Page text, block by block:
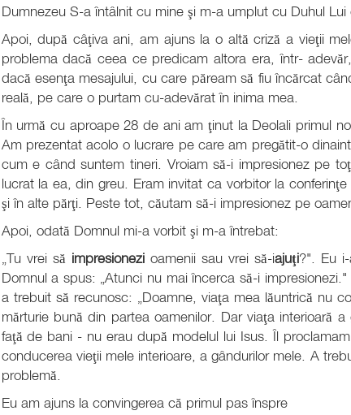
Dumnezeu S-a întâlnit cu mine şi m-a umplut cu Duhul Lui
Apoi, după câţiva ani, am ajuns la o altă criză a vieţii
problema dacă ceea ce predicam altora era, într-
dacă esenţa mesajului, cu care păream să fiu încărcat
reală, pe care o purtam cu-adevărat în inima mea.
În urmă cu aproape 28 de ani am ţinut la Deolali primul
Am prezentat acolo o lucrare pe care am pregătit-o
cum e când suntem tineri. Vroiam să-i impresionez pe
lucrat la ea, din greu. Eram invitat ca vorbitor la
şi în alte părţi. Peste tot, căutam să-i impresionez pe
Apoi, odată Domnul mi-a vorbit şi m-a întrebat:
„Tu vrei să impresionezi oamenii sau vrei să-iajuţi?". Eu
Domnul a spus: „Atunci nu mai încerca să-i
a trebuit să recunosc: „Doamne, viaţa mea lăuntrică nu
mărturie bună din partea oamenilor. Dar viaţa interioară
faţă de bani - nu erau după modelul lui Isus. Îl
conducerea vieţii mele interioare, a gândurilor mele. A
problemă.
Eu am ajuns la convingerea că primul pas înspre